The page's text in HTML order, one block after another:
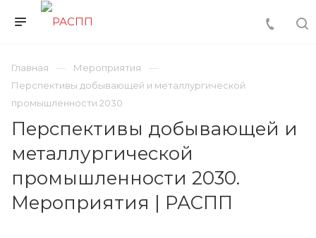
Главная
Мероприятия
Перспективы добывающей и металлургической
промышленности 2030
Перспективы добывающей и
металлургической
промышленности 2030.
Мероприятия | РАСПП